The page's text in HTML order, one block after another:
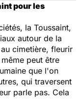
pour les
la Toussaint,
autour de la
cimetière, fleurir
peut être
que l'on
qui traversent
parle pas. Cela